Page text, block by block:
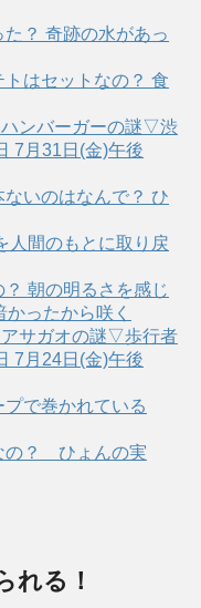
？ 奇跡の水があっ
はセットなの？ 食
ンバーガーの謎▽渋
7月31日(金)午後
いのはなんで？ ひ
人間のもとに取り戻
朝の明るさを感じ
ったから咲く
サガオの謎▽歩行者
7月24日(金)午後
で巻かれている
の？ ひょんの実
れる！